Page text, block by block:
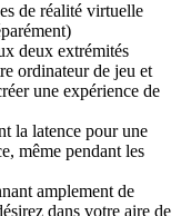
de réalité virtuelle
deux extrémités
ordinateur de jeu et
une expérience de
la latence pour une
même pendant les
amplement de
dans votre aire de